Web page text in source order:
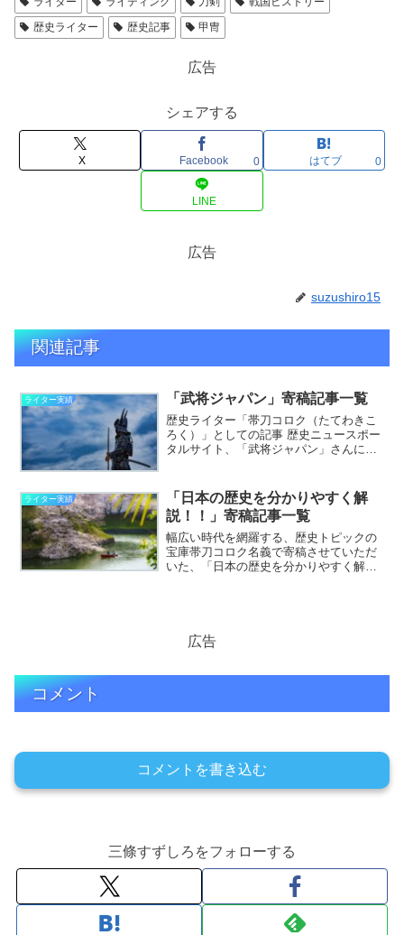
歴史ライター
歴史記事 甲冑
広告
シェアする
X Facebook 0 はてブ 0
LINE
広告
suzushiro15
関連記事
ライター実績 「武将ジャパン」寄稿記事一覧
歴史ライター「帯刀コロク（たてわきこ
ろく）」としての記事 歴史ニュースポー
タルサイト、「武将ジャパン」さんに寄
ーに、幅広い裾野の歴史ファンに向けた
多彩なトピックが魅力のサ………………
～続きを読む～
ライター実績
「日本の歴史を分かりやすく解
説！！」寄稿記事一覧
幅広い時代を網羅する、歴史トピックの
宝庫帯刀コロク名義で寄稿させていただ
いた、「日本の歴史を分かりやすく解
～続きを読む～
広告
コメント
コメントを書き込む
三條すずしろをフォローする